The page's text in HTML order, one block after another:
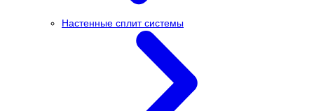
Настенные сплит системы